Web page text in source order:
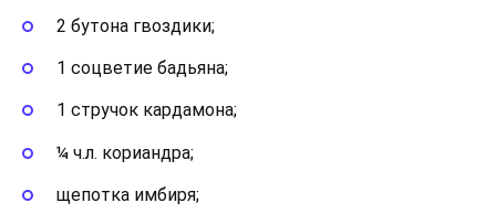
2 бутона гвоздики;
1 соцветие бадьяна;
1 стручок кардамона;
¼ ч.л. кориандра;
щепотка имбиря;